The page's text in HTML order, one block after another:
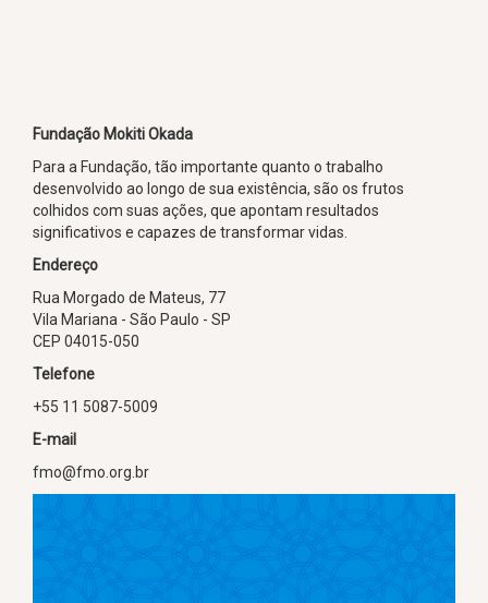
Fundação Mokiti Okada
Para a Fundação, tão importante quanto o trabalho
desenvolvido ao longo de sua existência, são os frutos
colhidos com suas ações, que apontam resultados
significativos e capazes de transformar vidas.
Endereço
Rua Morgado de Mateus, 77
Vila Mariana - São Paulo - SP
CEP 04015-050
Telefone
+55 11 5087-5009
E-mail
fmo@fmo.org.br